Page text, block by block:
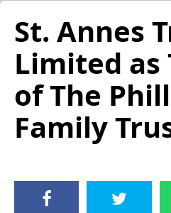
St. Annes
Limited as
of The
Family